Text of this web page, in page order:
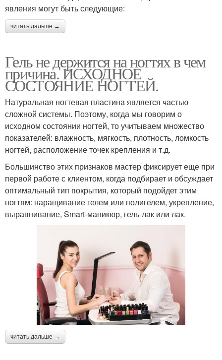
явления могут быть следующие:
читать дальше →
Гель не держится на ногтях в чем
причина. ИСХОДНОЕ
СОСТОЯНИЕ НОГТЕЙ.
Натуральная ногтевая пластина является частью
сложной системы. Поэтому, когда мы говорим о
исходном состоянии ногтей, то учитываем множество
показателей: влажность, мягкость, плотность, ломкость
ногтей, расположение точек крепления и т.д.
Большинство этих признаков мастер фиксирует еще при
первой работе с клиентом, когда подбирает и обсуждает
оптимальный тип покрытия, который подойдет этим
ногтям: наращивание гелем или полигелем, укрепление,
выравнивание, Smart-маникюр, гель-лак или лак.
читать дальше →